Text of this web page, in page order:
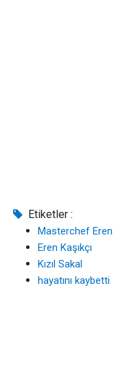
Etiketler :
Masterchef Eren
Eren Kaşıkçı
Kızıl Sakal
hayatını kaybetti